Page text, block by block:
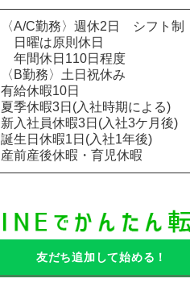
〈A/C勤務〉週休2日　シフト制
日曜は原則休日
年間休日110日程度
〈B勤務〉土日祝休み
有給休暇10日
夏季休暇3日(入社時期による)
新入社員休暇3日(入社3ケ月後)
誕生日休暇1日(入社1年後)
産前産後休暇・育児休暇
友だち追加して始める！